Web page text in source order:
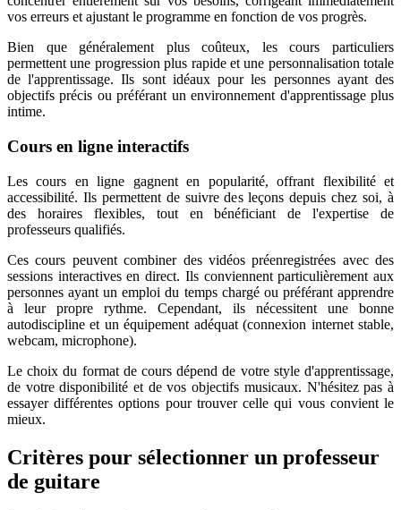
vos erreurs et ajustant le programme en fonction de vos progrès.
Bien que généralement plus coûteux, les cours particuliers
permettent une progression plus rapide et une personnalisation totale
de l'apprentissage. Ils sont idéaux pour les personnes ayant des
objectifs précis ou préférant un environnement d'apprentissage plus
intime.
Cours en ligne interactifs
Les cours en ligne gagnent en popularité, offrant flexibilité et
accessibilité. Ils permettent de suivre des leçons depuis chez soi, à
des horaires flexibles, tout en bénéficiant de l'expertise de
professeurs qualifiés.
Ces cours peuvent combiner des vidéos préenregistrées avec des
sessions interactives en direct. Ils conviennent particulièrement aux
personnes ayant un emploi du temps chargé ou préférant apprendre
à leur propre rythme. Cependant, ils nécessitent une bonne
autodiscipline et un équipement adéquat (connexion internet stable,
webcam, microphone).
Le choix du format de cours dépend de votre style d'apprentissage,
de votre disponibilité et de vos objectifs musicaux. N'hésitez pas à
essayer différentes options pour trouver celle qui vous convient le
mieux.
Critères pour sélectionner un professeur
de guitare